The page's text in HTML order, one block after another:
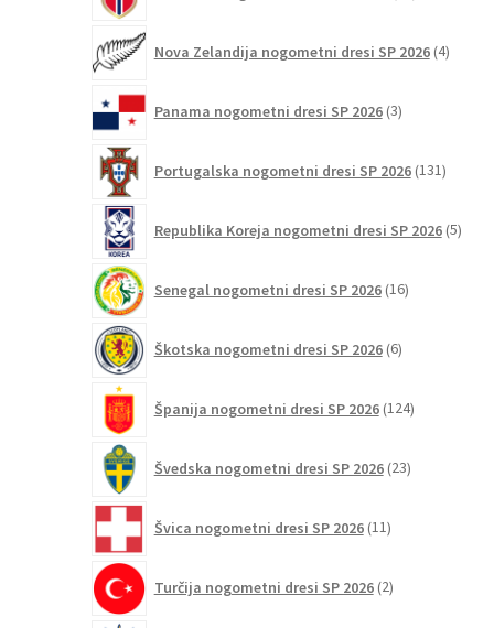
Nova Zelandija nogometni dresi SP 2026 4izdelki
Panama nogometni dresi SP 2026 3izdelki
Portugalska nogometni dresi SP 2026 131
Republika Koreja nogometni dresi SP 2026 5
Senegal nogometni dresi SP 2026 16izdelkov
Škotska nogometni dresi SP 2026 6izdelkov
Španija nogometni dresi SP 2026 124izdelkov
Švedska nogometni dresi SP 2026 23izdelkov
Švica nogometni dresi SP 2026 11izdelkov
Turčija nogometni dresi SP 2026 2izdelka